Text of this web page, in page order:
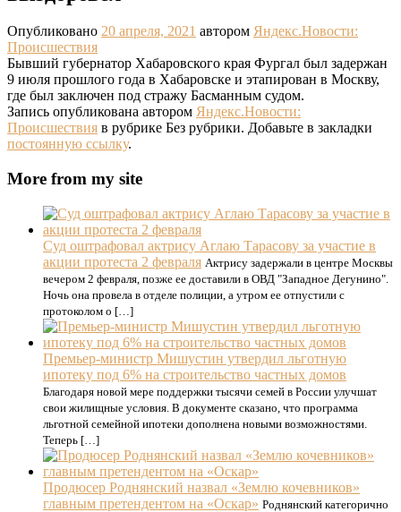
Опубликовано 20 апреля, 2021 автором Яндекс.Новости:
Происшествия
Бывший губернатор Хабаровского края Фургал был задержан
9 июля прошлого года в Хабаровске и этапирован в Москву,
где был заключен под стражу Басманным судом.
Запись опубликована автором Яндекс.Новости:
Происшествия в рубрике Без рубрики. Добавьте в закладки
постоянную ссылку.
More from my site
Суд оштрафовал актрису Аглаю Тарасову за участие в
акции протеста 2 февраля Актрису задержали в центре Москвы
вечером 2 февраля, позже ее доставили в ОВД "Западное Дегунино".
Ночь она провела в отделе полиции, а утром ее отпустили с
протоколом о […]
Премьер-министр Мишустин утвердил льготную
ипотеку под 6% на строительство частных домов
Благодаря новой мере поддержки тысячи семей в России улучшат
свои жилищные условия. В документе сказано, что программа
льготной семейной ипотеки дополнена новыми возможностями.
Теперь […]
Продюсер Роднянский назвал «Землю кочевников»
главным претендентом на «Оскар» Роднянский категорично